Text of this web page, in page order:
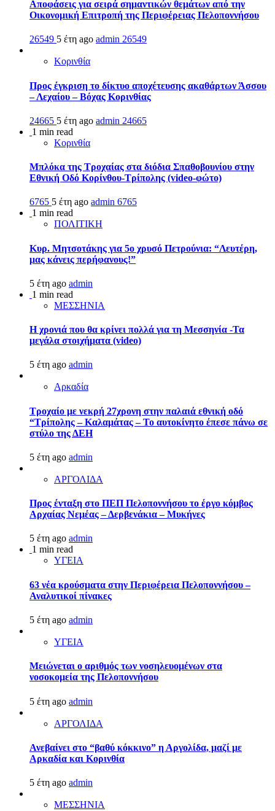
Αποφάσεις για σειρά σημαντικών θεμάτων από την
Οικονομική Επιτροπή της Περιφέρειας Πελοποννήσου
26549 5 έτη ago admin 26549
Κορινθία
Προς έγκριση το δίκτυο αποχέτευσης ακαθάρτων Άσσου
– Λεχαίου – Βόχας Κορινθίας
24665 5 έτη ago admin 24665
1 min read
Κορινθία
Μπλόκα της Τροχαίας στα διόδια Σπαθοβουνίου στην
Εθνική Οδό Κορίνθου-Τρίπολης (video-φώτο)
6765 5 έτη ago admin 6765
1 min read
ΠΟΛΙΤΙΚΗ
Κυρ. Μητσοτάκης για 5ο χρυσό Πετρούνια: “Λευτέρη,
μας κάνεις περήφανους!”
5 έτη ago admin
1 min read
ΜΕΣΣΗΝΙΑ
Η χρονιά που θα κρίνει πολλά για τη Μεσσηνία -Τα
μεγάλα στοιχήματα (video)
5 έτη ago admin
Αρκαδία
Τροχαίο με νεκρή 27χρονη στην παλαιά εθνική οδό
“Τρίπολης – Καλαμάτας – Το αυτοκίνητο έπεσε πάνω σε
στύλο της ΔΕΗ
5 έτη ago admin
ΑΡΓΟΛΙΔΑ
Προς ένταξη στο ΠΕΠ Πελοποννήσου το έργο κόμβος
Αρχαίας Νεμέας – Δερβενάκια – Μυκήνες
5 έτη ago admin
1 min read
ΥΓΕΙΑ
63 νέα κρούσματα στην Περιφέρεια Πελοποννήσου –
Αναλυτικοί πίνακες
5 έτη ago admin
ΥΓΕΙΑ
Μειώνεται ο αριθμός των νοσηλευομένων στα
νοσοκομεία της Πελοποννήσου
5 έτη ago admin
ΑΡΓΟΛΙΔΑ
Ανεβαίνει στο “βαθύ κόκκινο” η Αργολίδα, μαζί με
Αρκαδία και Κορινθία
5 έτη ago admin
ΜΕΣΣΗΝΙΑ